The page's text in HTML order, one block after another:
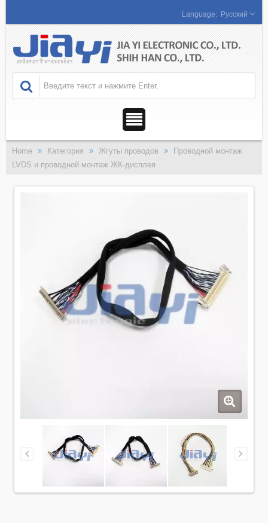
Русский
Home Категория Жгуты проводов
Проводной монтаж
LVDS и проводной монтаж ЖК-дисплея